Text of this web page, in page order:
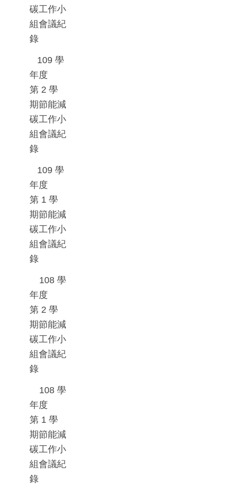
碳工作小
組會議紀
錄
109 學
年度
第 2 學
期節能減
碳工作小
組會議紀
錄
109 學
年度
第 1 學
期節能減
碳工作小
組會議紀
錄
108 學
年度
第 2 學
期節能減
碳工作小
組會議紀
錄
108 學
年度
第 1 學
期節能減
碳工作小
組會議紀
錄